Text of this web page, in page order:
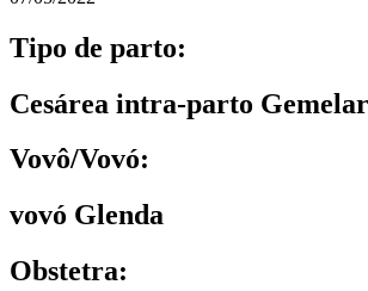
Tipo de parto:
Cesárea intra-parto Gemelar
Vovô/Vovó:
vovó Glenda
Obstetra: